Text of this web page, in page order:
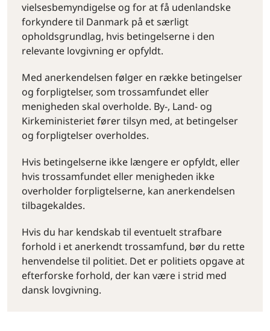
vielsesbemyndigelse og for at få udenlandske
forkyndere til Danmark på et særligt
opholdsgrundlag, hvis betingelserne i den
relevante lovgivning er opfyldt.
Med anerkendelsen følger en række betingelser
og forpligtelser, som trossamfundet eller
menigheden skal overholde. By-, Land- og
Kirkeministeriet fører tilsyn med, at betingelser
og forpligtelser overholdes.
Hvis betingelserne ikke længere er opfyldt, eller
hvis trossamfundet eller menigheden ikke
overholder forpligtelserne, kan anerkendelsen
tilbagekaldes.
Hvis du har kendskab til eventuelt strafbare
forhold i et anerkendt trossamfund, bør du rette
henvendelse til politiet. Det er politiets opgave at
efterforske forhold, der kan være i strid med
dansk lovgivning.